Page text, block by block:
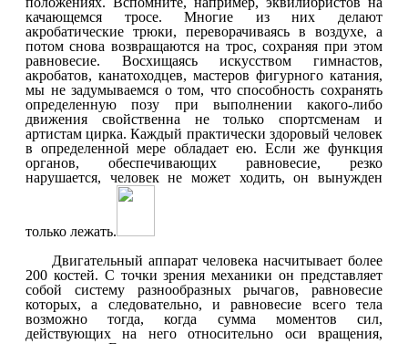
качающемся тросе. Многие из них делают
акробатические трюки, переворачиваясь в воздухе, а
потом снова возвращаются на трос, сохраняя при этом
равновесие. Восхищаясь искусством гимнастов,
акробатов, канатоходцев, мастеров фигурного катания,
мы не задумываемся о том, что способность сохранять
определенную позу при выполнении какого-либо
движения свойственна не только спортсменам и
артистам цирка. Каждый практически здоровый человек
в определенной мере обладает ею. Если же функция
органов, обеспечивающих равновесие, резко
нарушается, человек не может ходить, он вынужден
только лежать.
Двигательный аппарат человека насчитывает более
200 костей. С точки зрения механики он представляет
собой систему разнообразных рычагов, равновесие
которых, а следовательно, и равновесие всего тела
возможно тогда, когда сумма моментов сил,
действующих на него относительно оси вращения,